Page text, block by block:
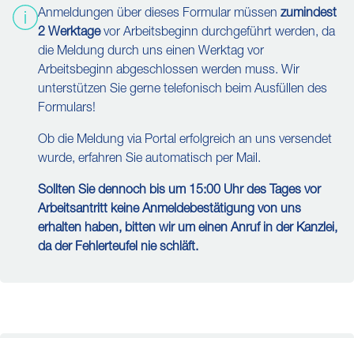
Anmeldungen über dieses Formular müssen zumindest
2 Werktagevor Arbeitsbeginn durchgeführt werden, da
die Meldung durch uns einen Werktag vor
Arbeitsbeginn abgeschlossen werden muss. Wir
unterstützen Sie gerne telefonisch beim Ausfüllen des
Formulars!
Ob die Meldung via Portal erfolgreich an uns versendet
wurde, erfahren Sie automatisch per Mail.
Sollten Sie dennoch bis um 15:00 Uhr des Tages vor
Arbeitsantritt keine Anmeldebestätigung von uns
erhalten haben, bitten wir um einen Anruf in der Kanzlei,
da der Fehlerteufel nie schläft.